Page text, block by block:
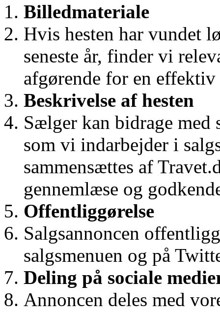
Billedmateriale
Hvis hesten har vundet
seneste år, finder vi
afgørende for en
Beskrivelse af hesten
Sælger kan bidrage
som vi indarbejder i
sammensættes af
gennemlæse og
Offentliggørelse
Salgsannoncen
salgsmenuen og på
Deling på sociale
Annoncen deles med